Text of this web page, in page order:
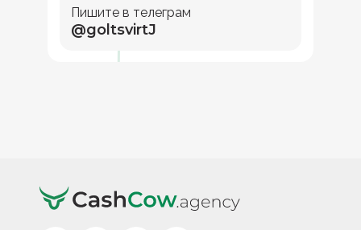
@goltsvirtJ
Пишите в телеграм